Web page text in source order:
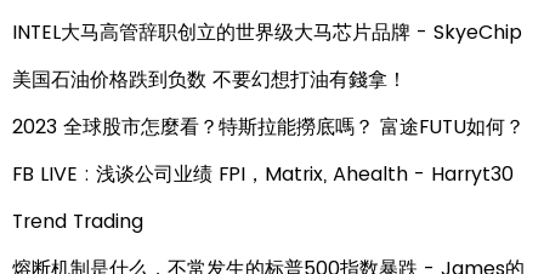
INTEL大马高管辞职创立的世界级大马芯片品牌 - SkyeChip
美国石油价格跌到负数 不要幻想打油有錢拿！
2023 全球股市怎麼看？特斯拉能撈底嗎？ 富途FUTU如何？
FB LIVE : 浅谈公司业绩 FPI，Matrix, Ahealth - Harryt30
Trend Trading
熔断机制是什么，不常发生的标普500指数暴跌 - James的